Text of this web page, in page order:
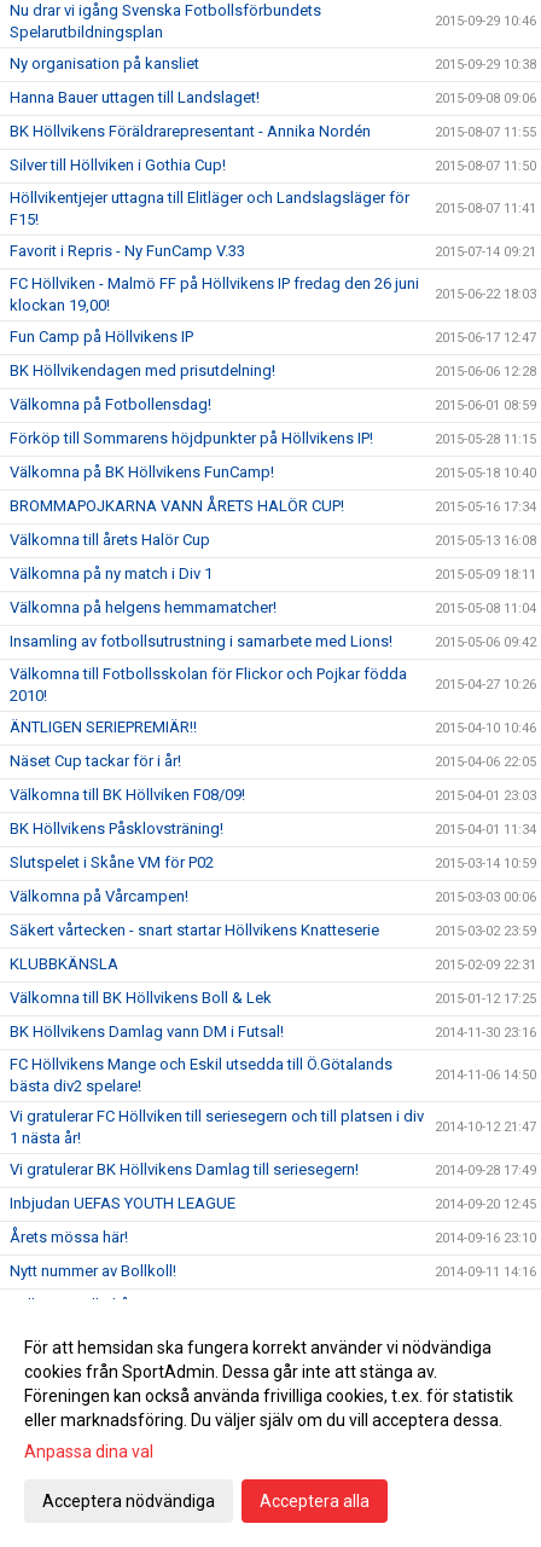
Nu drar vi igång Svenska Fotbollsförbundets
Spelarutbildningsplan
2015-09-29 10:46
Ny organisation på kansliet 2015-09-29 10:38
Hanna Bauer uttagen till Landslaget! 2015-09-08 09:06
BK Höllvikens Föräldrarepresentant - Annika Nordén 2015-08-07 11:55
Silver till Höllviken i Gothia Cup! 2015-08-07 11:50
Höllvikentjejer uttagna till Elitläger och Landslagsläger för
F15!
2015-08-07 11:41
Favorit i Repris - Ny FunCamp V.33 2015-07-14 09:21
FC Höllviken - Malmö FF på Höllvikens IP fredag den 26 juni
klockan 19,00!
2015-06-22 18:03
Fun Camp på Höllvikens IP 2015-06-17 12:47
BK Höllvikendagen med prisutdelning! 2015-06-06 12:28
Välkomna på Fotbollensdag! 2015-06-01 08:59
Förköp till Sommarens höjdpunkter på Höllvikens IP! 2015-05-28 11:15
Välkomna på BK Höllvikens FunCamp! 2015-05-18 10:40
BROMMAPOJKARNA VANN ÅRETS HALÖR CUP! 2015-05-16 17:34
Välkomna till årets Halör Cup 2015-05-13 16:08
Välkomna på ny match i Div 1 2015-05-09 18:11
Välkomna på helgens hemmamatcher! 2015-05-08 11:04
Insamling av fotbollsutrustning i samarbete med Lions! 2015-05-06 09:42
Välkomna till Fotbollsskolan för Flickor och Pojkar födda
2010!
2015-04-27 10:26
ÄNTLIGEN SERIEPREMIÄR!! 2015-04-10 10:46
Näset Cup tackar för i år! 2015-04-06 22:05
Välkomna till BK Höllviken F08/09! 2015-04-01 23:03
BK Höllvikens Påsklovsträning! 2015-04-01 11:34
Slutspelet i Skåne VM för P02 2015-03-14 10:59
Välkomna på Vårcampen! 2015-03-03 00:06
Säkert vårtecken - snart startar Höllvikens Knatteserie 2015-03-02 23:59
KLUBBKÄNSLA 2015-02-09 22:31
Välkomna till BK Höllvikens Boll & Lek 2015-01-12 17:25
BK Höllvikens Damlag vann DM i Futsal! 2014-11-30 23:16
FC Höllvikens Mange och Eskil utsedda till Ö.Götalands
bästa div2 spelare!
2014-11-06 14:50
Vi gratulerar FC Höllviken till seriesegern och till platsen i div
1 nästa år!
2014-10-12 21:47
Vi gratulerar BK Höllvikens Damlag till seriesegern! 2014-09-28 17:49
Inbjudan UEFAS YOUTH LEAGUE 2014-09-20 12:45
Årets mössa här! 2014-09-16 23:10
Nytt nummer av Bollkoll! 2014-09-11 14:16
Välkomna till Skåne VM 2014-2015!
Klubbprylar! 2014-08-21 12:37
Mästarbesök på Höllvikens IP 2014-06-19 00:10
FC Höllviken möter MFF 18 juni! 2014-06-09 17:13
VEDBÆK SØLLERØD BOLDKLUB VANN ÅRETS HALÖR CUP
FC Höllviken i tidig seriefinal på lördag
För att hemsidan ska fungera korrekt använder vi nödvändiga
cookies från SportAdmin. Dessa går inte att stänga av.
Föreningen kan också använda frivilliga cookies, t.ex. för statistik
eller marknadsföring. Du väljer själv om du vill acceptera dessa.
Anpassa dina val
Acceptera nödvändiga Acceptera alla